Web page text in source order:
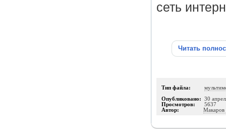
сеть
Читать
Тип файла:
Опубликовано: 30
Просмотров: 5637
Автор: Макаров